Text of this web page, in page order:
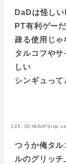
DaDは怪し
PT有利ゲー
疎る使用じゃ
タルコフや
しい
シンギュっ
135:
つうか俺タル
ルのグリッ